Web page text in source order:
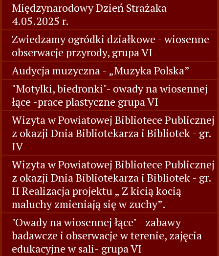
Międzynarodowy Dzień Strażaka
4.05.2025 r.
Zwiedzamy ogródki działkowe - wiosenne
obserwacje przyrody, grupa VI
Audycja muzyczna - „Muzyka Polska”
"Motylki, biedronki"- owady na wiosennej
łące -prace plastyczne grupa VI
Wizyta w Powiatowej Bibliotece Publicznej
z okazji Dnia Bibliotekarza i Bibliotek - gr.
IV
Wizyta w Powiatowej Bibliotece Publicznej
z okazji Dnia Bibliotekarza i Bibliotek - gr.
II Realizacja projektu „ Z kicią kocią
maluchy zmieniają się w zuchy”.
"Owady na wiosennej łące" - zabawy
badawcze i obserwacje w terenie, zajęcia
edukacyjne w sali- grupa VI